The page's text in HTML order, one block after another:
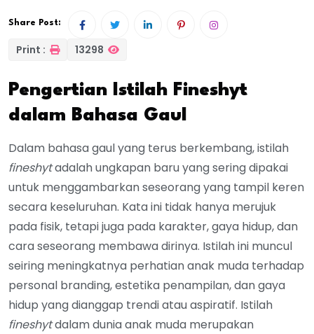
Share Post:
Print : 13298
Pengertian Istilah Fineshyt
dalam Bahasa Gaul
Dalam bahasa gaul yang terus berkembang, istilah
fineshytadalah ungkapan baru yang sering dipakai
untuk menggambarkan seseorang yang tampil keren
secara keseluruhan. Kata ini tidak hanya merujuk
pada fisik, tetapi juga pada karakter, gaya hidup, dan
cara seseorang membawa dirinya. Istilah ini muncul
seiring meningkatnya perhatian anak muda terhadap
personal branding, estetika penampilan, dan gaya
hidup yang dianggap trendi atau aspiratif. Istilah
fineshytdalam dunia anak muda merupakan